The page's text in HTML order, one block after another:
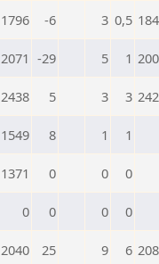
1796 -6 3 0,5
2071 -29 5 1
2438 5 3 3
1549 8 1 1
1371 0 0 0
0 0 0 0
2040 25 9 6